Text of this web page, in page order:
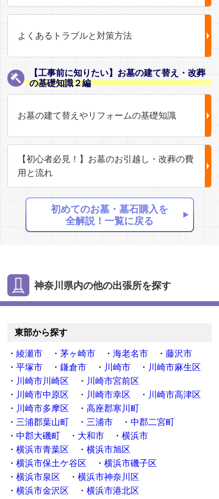
よくあるトラブルと対策方法
【工事前に知りたい】お墓の建て替え・改葬
の基礎知識２編
お墓の建て替えやリフォームの基礎知識
【初心者必見！】お墓のお引越し・改葬の費
用と流れ
初めてのお墓・墓石購入を
全解説！一覧に戻る
神奈川県内の他の出張所を探す
東部から探す
綾瀬市 茅ヶ崎市 海老名市
藤沢市
平塚市
鎌倉市 川崎市
川崎市麻生区
川崎市川崎区
川崎市宮前区
川崎市中原区
川崎市幸区
川崎市高津区
川崎市多摩区
高座郡寒川町
三浦郡葉山町
三浦市
中郡二宮町
中郡大磯町
大和市
横浜市
横浜市青葉区
横浜市旭区
横浜市保土ケ谷区
横浜市磯子区
横浜市泉区
横浜市神奈川区
横浜市金沢区
横浜市港北区